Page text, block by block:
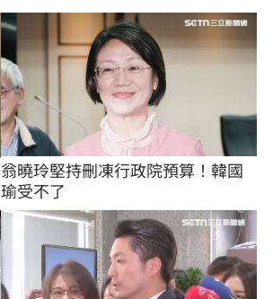
翁曉玲堅持刪凍行政院預算！韓國
瑜受不了